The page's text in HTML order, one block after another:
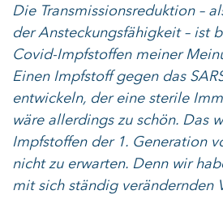
Die Transmissionsreduktion –
der Ansteckungsfähigkeit – ist
Covid-Impfstoffen meiner
Einen Impfstoff gegen das
entwickeln, der eine sterile
wäre allerdings zu schön. Das
Impfstoffen der 1. Generation
nicht zu erwarten. Denn wir
mit sich ständig verändernden